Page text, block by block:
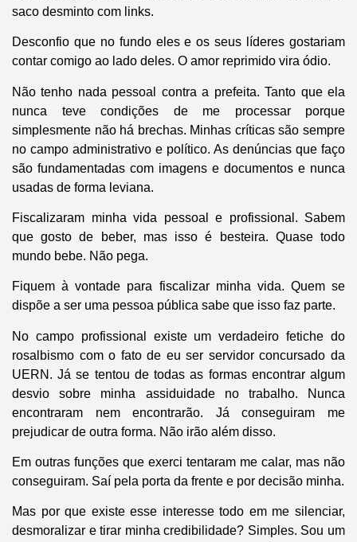
saco desminto com links.
Desconfio que no fundo eles e os seus líderes gostariam
contar comigo ao lado deles. O amor reprimido vira ódio.
Não tenho nada pessoal contra a prefeita. Tanto que ela
nunca teve condições de me processar porque
simplesmente não há brechas. Minhas críticas são sempre
no campo administrativo e político. As denúncias que faço
são fundamentadas com imagens e documentos e nunca
usadas de forma leviana.
Fiscalizaram minha vida pessoal e profissional. Sabem
que gosto de beber, mas isso é besteira. Quase todo
mundo bebe. Não pega.
Fiquem à vontade para fiscalizar minha vida. Quem se
dispõe a ser uma pessoa pública sabe que isso faz parte.
No campo profissional existe um verdadeiro fetiche do
rosalbismo com o fato de eu ser servidor concursado da
UERN. Já se tentou de todas as formas encontrar algum
desvio sobre minha assiduidade no trabalho. Nunca
encontraram nem encontrarão. Já conseguiram me
prejudicar de outra forma. Não irão além disso.
Em outras funções que exerci tentaram me calar, mas não
conseguiram. Saí pela porta da frente e por decisão minha.
Mas por que existe esse interesse todo em me silenciar,
desmoralizar e tirar minha credibilidade? Simples. Sou um